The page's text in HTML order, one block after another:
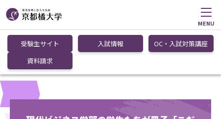
MENU
受験生サイト 入試情報
OC・入試対策講座
資料請求